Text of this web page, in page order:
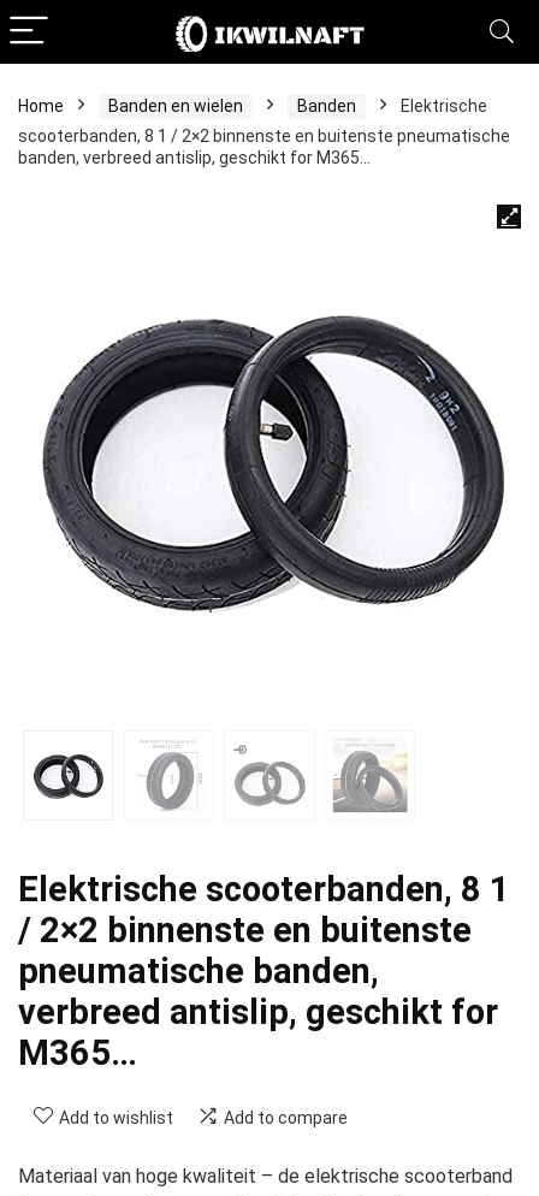
Home Banden en wielen Banden
Elektrische
scooterbanden, 8 1 / 2×2 binnenste en buitenste pneumatische
banden, verbreed antislip, geschikt for M365…
Elektrische scooterbanden, 8 1
/ 2×2 binnenste en buitenste
pneumatische banden,
verbreed antislip, geschikt for
M365…
Add to wishlist Add to compare
Materiaal van hoge kwaliteit – de elektrische scooterband